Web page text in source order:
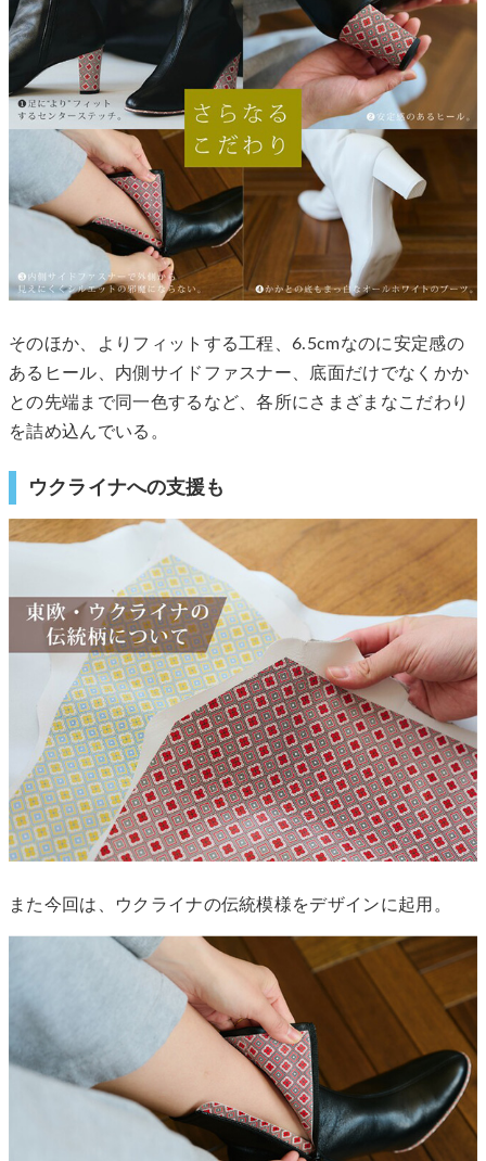
そのほか、よりフィットする工程、6.5cmなのに安定感の
あるヒール、内側サイドファスナー、底面だけでなくかか
との先端まで同一色するなど、各所にさまざまなこだわり
を詰め込んでいる。
ウクライナへの支援も
また今回は、ウクライナの伝統模様をデザインに起用。